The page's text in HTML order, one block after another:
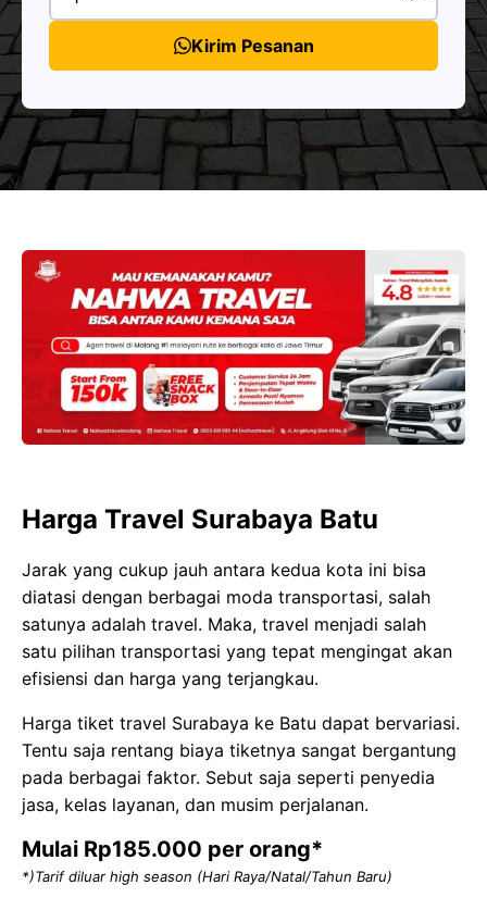
Kirim Pesanan
Harga Travel Surabaya Batu
Jarak yang cukup jauh antara kedua kota ini bisa
diatasi dengan berbagai moda transportasi, salah
satunya adalah travel. Maka, travel menjadi salah
satu pilihan transportasi yang tepat mengingat akan
efisiensi dan harga yang terjangkau.
Harga tiket travel Surabaya ke Batu dapat bervariasi.
Tentu saja rentang biaya tiketnya sangat bergantung
pada berbagai faktor. Sebut saja seperti penyedia
jasa, kelas layanan, dan musim perjalanan.
Mulai Rp185.000 per orang*
*)Tarif diluar high season (Hari Raya/Natal/Tahun Baru)